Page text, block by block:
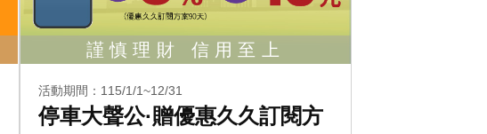
活動期間：115/1/1~12/31
停車大聲公·贈優惠久久訂閱方